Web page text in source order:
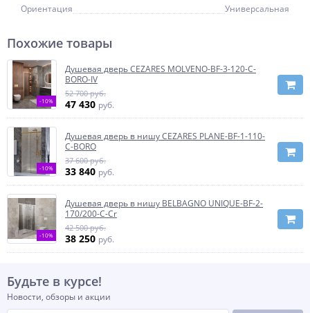
Ориентация
Универсальная
Похожие товары
-10%
Душевая дверь CEZARES MOLVENO-BF-3-120-C-
BORO-IV
52 700 руб.
47 430 руб.
-10%
Душевая дверь в нишу CEZARES PLANE-BF-1-110-
C-BORO
37 600 руб.
33 840 руб.
-10%
Душевая дверь в нишу BELBAGNO UNIQUE-BF-2-
170/200-C-Cr
42 500 руб.
38 250 руб.
Будьте в курсе!
Новости, обзоры и акции